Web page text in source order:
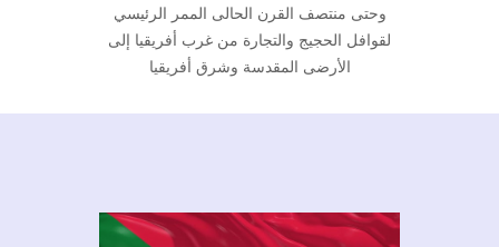
وحتى منتصف القرن الحالى الممر الرئيسي
لقوافل الحجيج والتجارة من غرب أفريقيا إلى
الأرضى المقدسة وشرق أفريقيا